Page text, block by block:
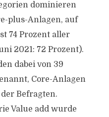
dominieren
plus-Anlagen, auf
74 Prozent aller
2021: 72 Prozent).
dabei von 39
Core-Anlagen
Befragten.
Value add wurde